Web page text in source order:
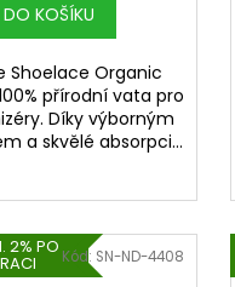
DO KOŠÍKU
Shoelace Organic
přírodní vata pro
Díky výborným
a skvělé absorpci...
2% PO Kód: SN-ND-4408